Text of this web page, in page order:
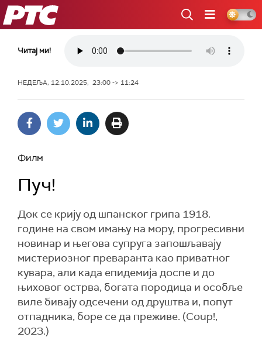
РТС
Читај ми!
НЕДЕЉА, 12.10.2025, 23:00 -> 11:24
Филм
Пуч!
Док се крију од шпанског грипа 1918.
године на свом имању на мору, прогресивни
новинар и његова супруга запошљавају
мистериозног преваранта као приватног
кувара, али када епидемија доспе и до
њиховог острва, богата породица и особље
виле бивају одсечени од друштва и, попут
отпадника, боре се да преживе. (Coup!,
2023.)